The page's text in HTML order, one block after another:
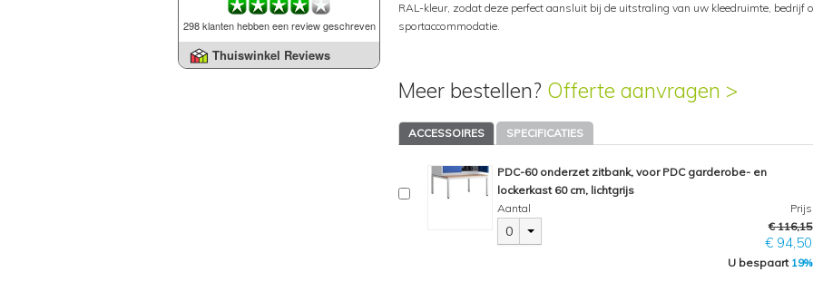
298 klanten hebben een review geschreven
Thuiswinkel Reviews
RAL-kleur, zodat deze perfect aansluit bij de uitstraling van uw kleedruimte, bedrijf
sportaccommodatie.
Meer bestellen? Offerte aanvragen >
ACCESSOIRES SPECIFICATIES
PDC-60 onderzet zitbank, voor PDC garderobe- en
lockerkast 60 cm, lichtgrijs
Aantal
0
Prijs
€ 116,15
€ 94,50
U bespaart 19%